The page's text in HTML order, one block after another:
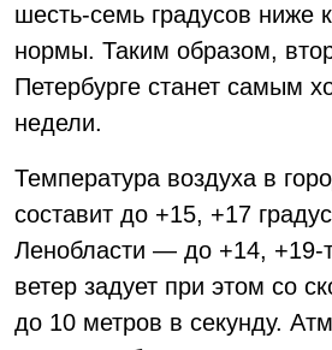
шесть-семь градусов ниже
нормы. Таким образом,
Петербурге станет самым
недели.
Температура воздуха в
составит до +15, +17
Ленобласти — до +14, +19-
ветер задует при этом со
до 10 метров в секунду.